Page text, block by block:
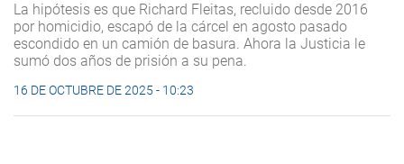
La hipótesis es que Richard Fleitas, recluido desde 2016
por homicidio, escapó de la cárcel en agosto pasado
escondido en un camión de basura. Ahora la Justicia le
sumó dos años de prisión a su pena.
16 DE OCTUBRE DE 2025 - 10:23